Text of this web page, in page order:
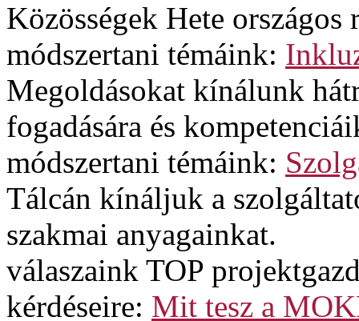
Közösségek Hete
módszertani témáink:
Megoldásokat kínálunk
fogadására és
módszertani témáink:
Tálcán kínáljuk a
szakmai anyagainkat.
válaszaink TOP
kérdéseire: Mit tesz a